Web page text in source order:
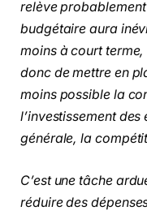
relève
budgétaire aura
moins à court terme,
donc de mettre en
moins possible la
l’investissement des
générale, la
C’est une tâche
réduire des